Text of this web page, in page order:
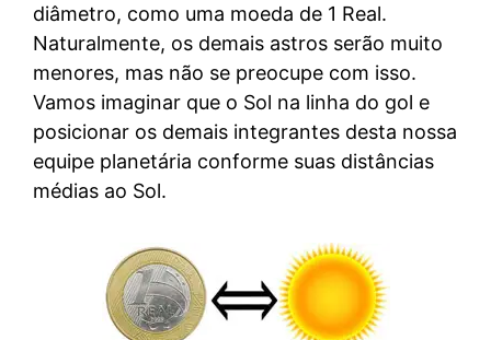
diâmetro, como uma moeda de 1 Real.
Naturalmente, os demais astros serão muito
menores, mas não se preocupe com isso.
Vamos imaginar que o Sol na linha do gol e
posicionar os demais integrantes desta nossa
equipe planetária conforme suas distâncias
médias ao Sol.